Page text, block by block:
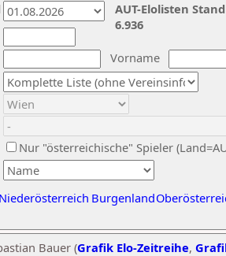
Vorname
Nur "österreichische" Spieler
Niederösterreich Burgenland
AUT-Elolisten
6.936
Bauer (Grafik Elo-Zeitreihe,